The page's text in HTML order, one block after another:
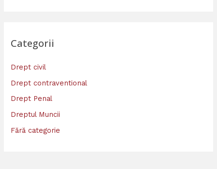
Categorii
Drept civil
Drept contraventional
Drept Penal
Dreptul Muncii
Fără categorie